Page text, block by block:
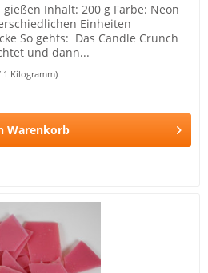
Inhalt: 200 g Farbe: Neon
Einheiten
So gehts: Das Candle Crunch
und dann...
1 Kilogramm)
Warenkorb